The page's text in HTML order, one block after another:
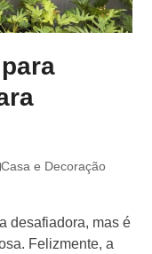
Casa e Decoração
desafiadora, mas é
Felizmente, a